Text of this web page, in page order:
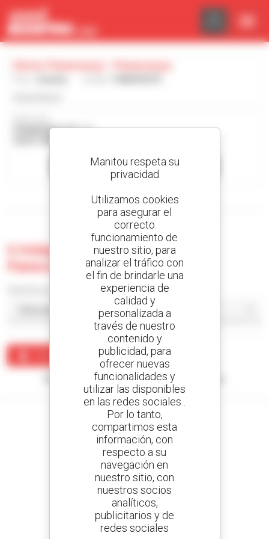
PRAMONES STR. 12
Contactar con el concesionario
Mostrar filtros de búsqueda
0 máquina usada en Intrac
Panevezys - Panevezys
Crear una alerta
Ningún resultado corresponde con su búsqueda.
Cree sus alertas
y reciba anuncios de equipos de ocasión
800 concesionarios
Manitou por todo el mundo
Panel de gestión de cookies
Manitou respeta su
privacidad
Utilizamos cookies
para asegurar el
correcto
funcionamiento de
nuestro sitio, para
analizar el tráfico con
el fin de brindarle una
experiencia de
calidad y
personalizada a
través de nuestro
contenido y
publicidad, para
ofrecer nuevas
funcionalidades y
utilizar las disponibles
en las redes sociales .
Por lo tanto,
compartimos esta
información, con
respecto a su
navegación en
nuestro sitio, con
nuestros socios
analíticos,
publicitarios y de
redes sociales